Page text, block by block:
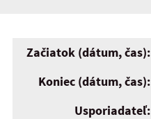
Začiatok (dátum, čas):
Koniec (dátum, čas):
Usporiadateľ: